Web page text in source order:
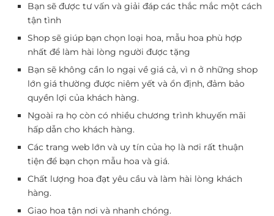
Bạn sẽ được tư vấn và giải đáp các thắc mắc một cách
tận tình
Shop sẽ giúp bạn chọn loại hoa, mẫu hoa phù hợp
nhất để làm hài lòng người được tặng
Bạn sẽ không cần lo ngại về giá cả, vì n ở những shop
lớn giá thường được niêm yết và ổn định, đảm bảo
quyền lợi của khách hàng.
Ngoài ra họ còn có nhiều chương trình khuyến mãi
hấp dẫn cho khách hàng.
Các trang web lớn và uy tín của họ là nơi rất thuận
tiện để bạn chọn mẫu hoa và giá.
Chất lượng hoa đạt yêu cầu và làm hài lòng khách
hàng.
Giao hoa tận nơi và nhanh chóng.